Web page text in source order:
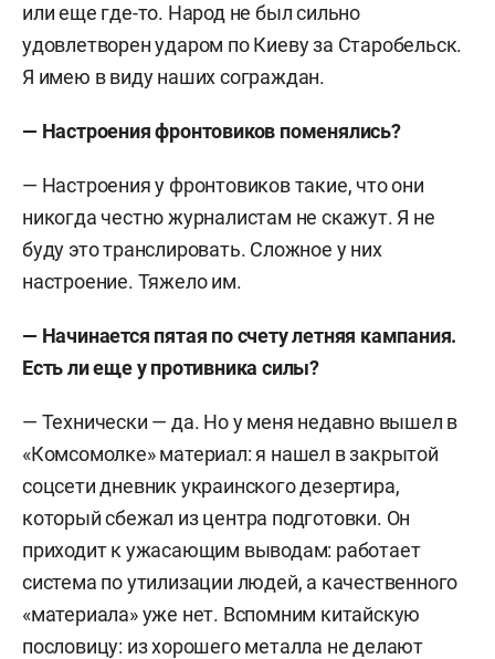
или еще где-то. Народ не был сильно
удовлетворен ударом по Киеву за Старобельск.
Я имею в виду наших сограждан.
— Настроения фронтовиков поменялись?
— Настроения у фронтовиков такие, что они
никогда честно журналистам не скажут. Я не
буду это транслировать. Сложное у них
настроение. Тяжело им.
— Начинается пятая по счету летняя кампания.
Есть ли еще у противника силы?
— Технически — да. Но у меня недавно вышел в
«Комсомолке» материал: я нашел в закрытой
соцсети дневник украинского дезертира,
который сбежал из центра подготовки. Он
приходит к ужасающим выводам: работает
система по утилизации людей, а качественного
«материала» уже нет. Вспомним китайскую
пословицу: из хорошего металла не делают